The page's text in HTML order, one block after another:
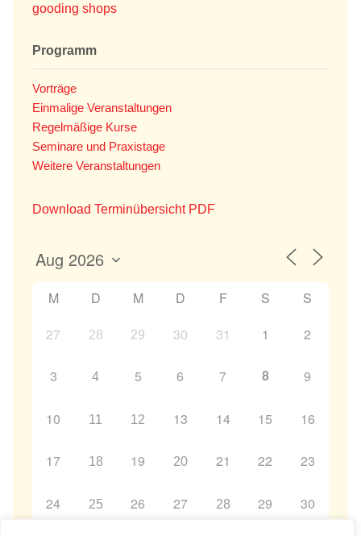
gooding shops
Programm
Vorträge
Einmalige Veranstaltungen
Regelmäßige Kurse
Seminare und Praxistage
Weitere Veranstaltungen
Download Terminübersicht PDF
M D M D F S
S
27
28 29 30 31 1 2
3 4 5 6 7 8 9
10 11 12 13 14 15 16
17 18 19 20 21 22 23
24 25 26 27 28 29 30